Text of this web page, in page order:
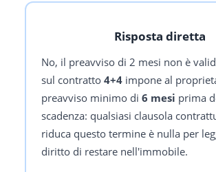
Risposta diretta
No, il preavviso di 2 mesi non è
sul contratto 4+4 impone al
preavviso minimo di 6 mesi prima
scadenza: qualsiasi clausola
riduca questo termine è nulla per
diritto di restare nell'immobile.